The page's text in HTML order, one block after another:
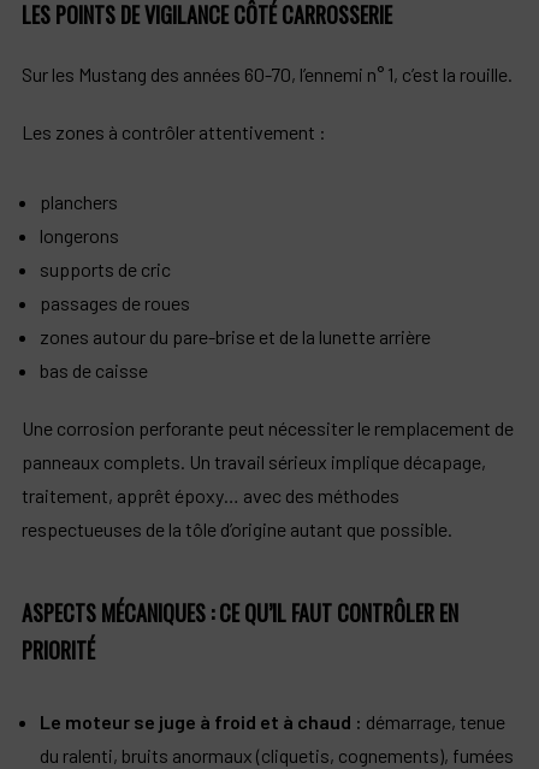
LES POINTS DE VIGILANCE CÔTÉ CARROSSERIE
Sur les Mustang des années 60-70, l’ennemi n° 1, c’est la rouille.
Les zones à contrôler attentivement :
planchers
longerons
supports de cric
passages de roues
zones autour du pare-brise et de la lunette arrière
bas de caisse
Une corrosion perforante peut nécessiter le remplacement de
panneaux complets. Un travail sérieux implique décapage,
traitement, apprêt époxy… avec des méthodes
respectueuses de la tôle d’origine autant que possible.
ASPECTS MÉCANIQUES : CE QU’IL FAUT CONTRÔLER EN
PRIORITÉ
Le moteur se juge à froid et à chaud : démarrage, tenue
du ralenti, bruits anormaux (cliquetis, cognements), fumées